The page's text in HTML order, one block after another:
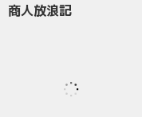
商人放浪記